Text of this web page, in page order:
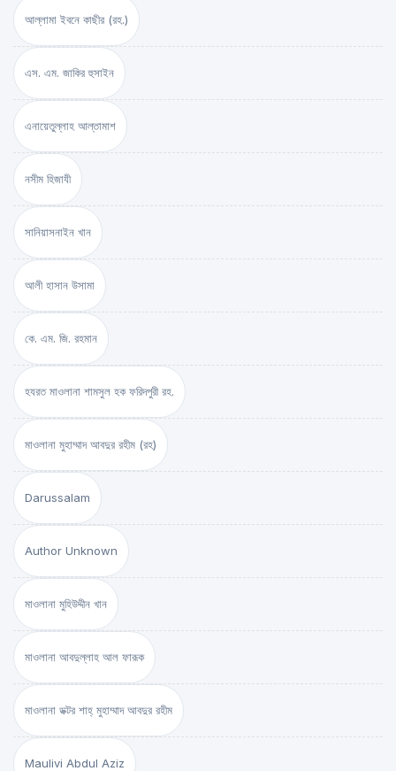
আল্লামা ইবনে কাছীর (রহ.)
এস. এম. জাকির হুসাইন
এনায়েতুল্লাহ আল্‌তামাশ
নসীম হিজাযী
সানিয়াসনাইন খান
আলী হাসান উসামা
কে. এম. জি. রহমান
হযরত মাওলানা শামসুল হক ফরিদপুরী রহ.
মাওলানা মুহাম্মাদ আবদুর রহীম (রহ)
Darussalam
Author Unknown
মাওলানা মুহিউদ্দীন খান
মাওলানা আবদুল্লাহ আল ফারূক
মাওলানা ডক্টর শাহ্‌ মুহাম্মাদ আবদুর রহীম
Maulivi Abdul Aziz